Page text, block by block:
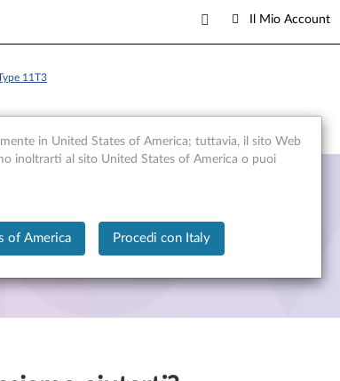
Il Mio Account
11T3
in United States of America; tuttavia, il sito Web
inoltrarti al sito United States of America o puoi
of America Procedi con Italy